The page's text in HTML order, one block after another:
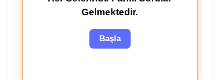
Gelmektedir.